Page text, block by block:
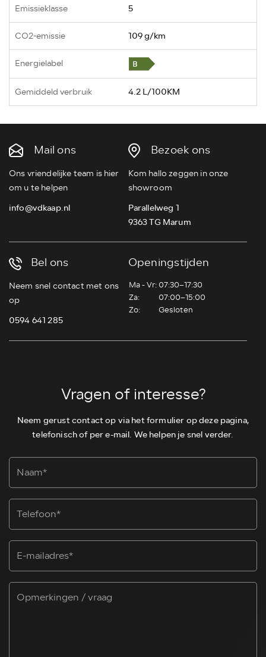
Emissieklasse 5
CO2-emissie 109 g/km
Energielabel
Gemiddeld verbruik 4.2 L/100KM
Mail ons
Ons vriendelijke team is hier
om u te helpen
info@vdkaap.nl
Bezoek ons
Kom hallo zeggen in onze
showroom
Parallelweg 1
9363 TG Marum
Bel ons
Neem snel contact met ons
op
0594 641 285
Openingstijden
Ma - Vr: 07:30–17:30
Za:
07:00–15:00
Zo:
Gesloten
Vragen of interesse?
Neem gerust contact op via het formulier op deze pagina,
telefonisch of per e-mail. We helpen je snel verder.